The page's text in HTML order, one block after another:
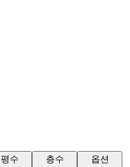
평수 층수 옵션